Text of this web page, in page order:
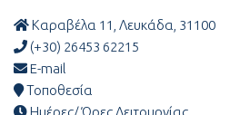
Καραβέλα 11, Λευκάδα, 31100
(+30) 26453 62215
E-mail
Τοποθεσία
Ημέρες/ Ώρες Λειτουργίας